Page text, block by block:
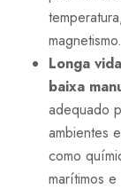
magnetismo.
Longa
baixa
adequado
ambientes
como
marítimos e